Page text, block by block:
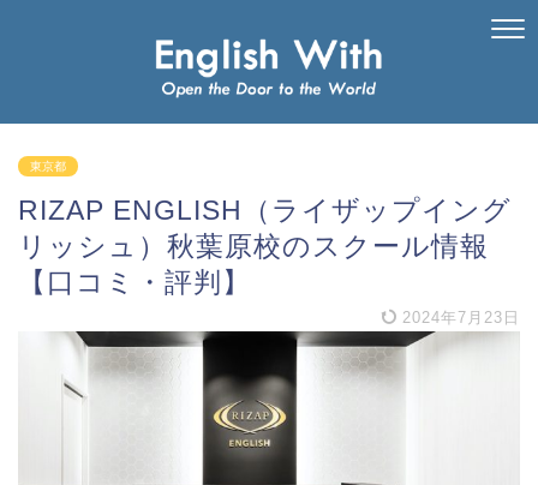
東京都
RIZAP ENGLISH（ライザップイング
リッシュ）秋葉原校のスクール情報
【口コミ・評判】
2024年7月23日